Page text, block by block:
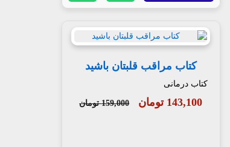
کتاب مراقب قلبتان باشید
کتاب درمانی
143,100 تومان 159,000 تومان